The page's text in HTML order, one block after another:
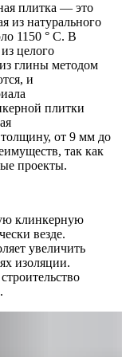
плитка — это
из натурального
1150 ° C. В
целого
глины методом
и
плитки
от 9 мм до
так как
проекты.
клинкерную
везде.
увеличить
изоляции.